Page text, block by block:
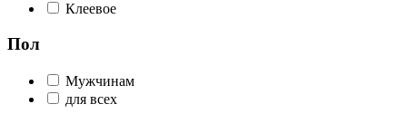
Клеевое
Пол
Мужчинам
для всех